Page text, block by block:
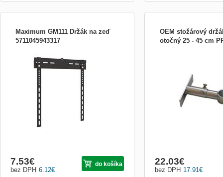
Maximum GM111 Držák na zeď
5711045943317
Maximum GM111 Držák na zeď
6.12€
bez DPH
7.53€ do košíka
OEM stožárový
otočný 25 - 45 cm
17.91€
bez DPH
22.03€